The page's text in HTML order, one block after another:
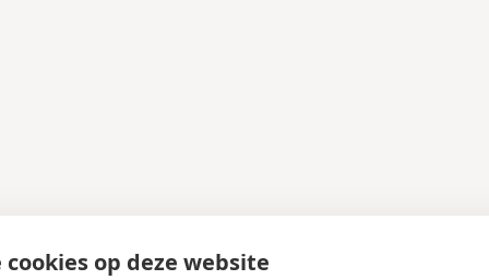
cookies op deze website